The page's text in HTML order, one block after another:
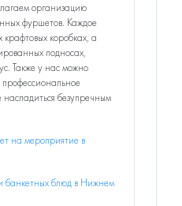
организацию
фуршетов. Каждое
крафтовых коробках, а
подносах,
Также у нас можно
профессиональное
насладиться безупречным
на мероприятие в
банкетных блюд в Нижнем